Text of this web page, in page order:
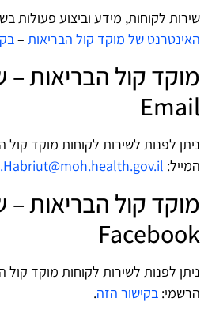
שירות לקוחות, מידע וביצוע פעולות
האינטרנט של מוקד קול הבריאות –
מוקד קול הבריאות –
Email
ניתן לפנות לשירות לקוחות מוקד
המייל:
מוקד קול הבריאות –
Facebook
ניתן לפנות לשירות לקוחות מוקד קול
הרשמי: בקישור הזה.